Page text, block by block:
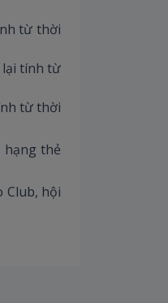
từ thời
lại tính từ
từ thời
hạng thẻ
Club, hội